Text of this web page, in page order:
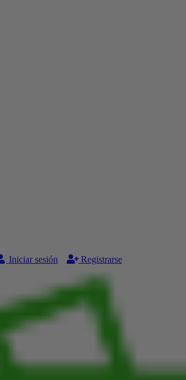
Iniciar sesión Registrarse